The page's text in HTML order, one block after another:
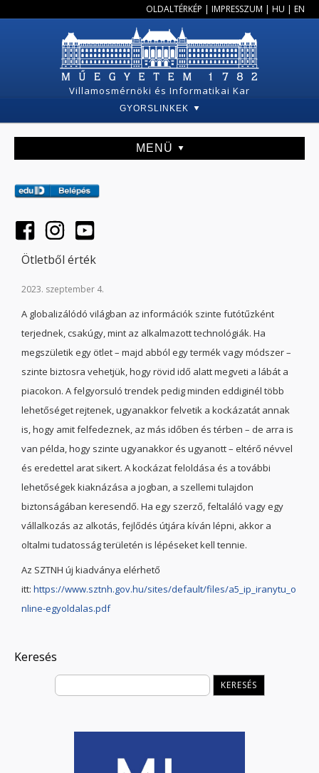
OLDALTÉRKÉP | IMPRESSZUM | HU | EN
Villamosmérnöki és Informatikai Kar
GYORSLINKEK
MENÜ
Ötletből érték
2023. szeptember 4.
A globalizálódó világban az információk szinte futótűzként
terjednek, csakúgy, mint az alkalmazott technológiák. Ha
megszületik egy ötlet – majd abból egy termék vagy módszer –
szinte biztosra vehetjük, hogy rövid idő alatt megveti a lábát a
piacokon. A felgyorsuló trendek pedig minden eddiginél több
lehetőséget rejtenek, ugyanakkor felvetik a kockázatát annak
is, hogy amit felfedeznek, az más időben és térben – de arra is
van példa, hogy szinte ugyanakkor és ugyanott – eltérő névvel
és eredettel arat sikert. A kockázat feloldása és a további
lehetőségek kiaknázása a jogban, a szellemi tulajdon
biztonságában keresendő. Ha egy szerző, feltaláló vagy egy
vállalkozás az alkotás, fejlődés útjára kíván lépni, akkor a
oltalmi tudatosság területén is lépéseket kell tennie.
Az SZTNH új kiadványa elérhető
itt: https://www.sztnh.gov.hu/sites/default/files/a5_ip_iranytu_o
nline-egyoldalas.pdf
Keresés